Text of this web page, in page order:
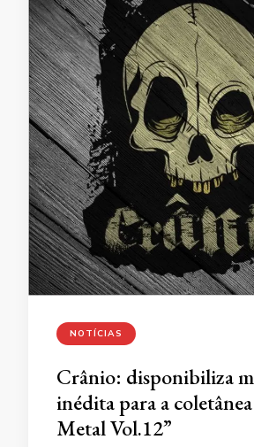
NOTÍCIAS
Crânio: disponibiliza
inédita para a
Metal Vol.12”